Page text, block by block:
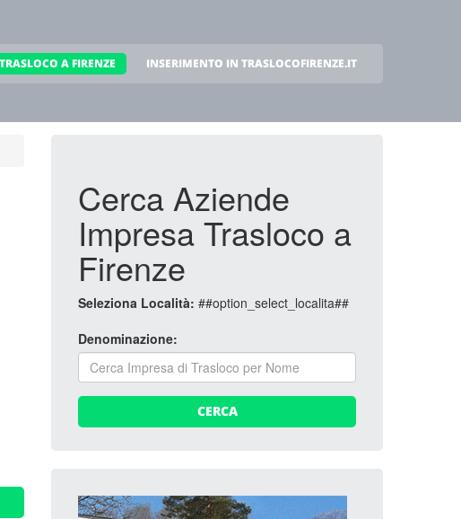
A FIRENZE INSERIMENTO IN TRASLOCOFIRENZE.IT
Cerca Aziende
Impresa Trasloco a
Firenze
Seleziona Località: ##option_select_localita##
Denominazione:
CERCA